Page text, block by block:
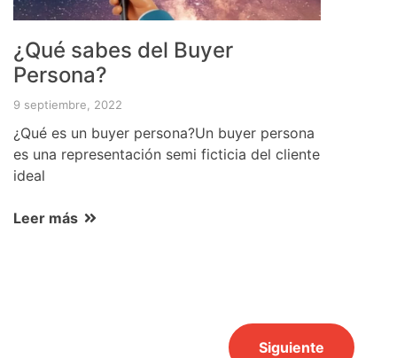
¿Qué sabes del Buyer
Persona?
9 septiembre, 2022
¿Qué es un buyer persona?Un buyer persona
es una representación semi ficticia del cliente
ideal
Leer más
Siguiente